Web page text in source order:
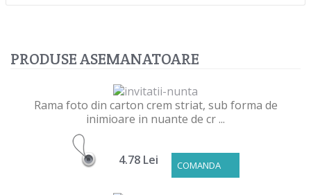
PRODUSE ASEMANATOARE
Rama foto din carton crem striat, sub forma de
inimioare in nuante de cr ...
COMANDA
4.78 Lei